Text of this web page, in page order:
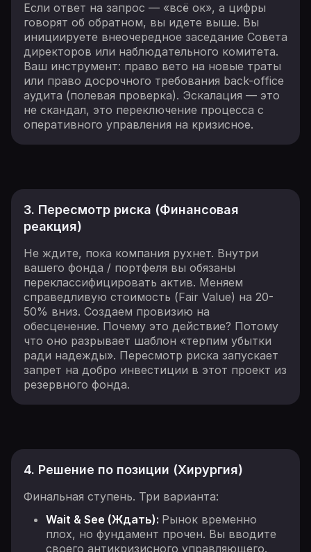
Если ответ на запрос — «всё ок», а цифры
говорят об обратном, вы идете выше. Вы
инициируете внеочередное заседание Совета
директоров или наблюдательного комитета.
Ваш инструмент: право вето на новые траты
или право досрочного требования back-office
аудита (полевая проверка). Эскалация — это
не скандал, это переключение процесса с
оперативного управления на кризисное.
3. Пересмотр риска (Финансовая
реакция)
Не ждите, пока компания рухнет. Внутри
вашего фонда / портфеля вы обязаны
переклассифицировать актив. Меняем
справедливую стоимость (Fair Value) на 20-
50% вниз. Создаем провизию на
обесценение. Почему это действие? Потому
что оно разрывает шаблон «терпим убытки
ради надежды». Пересмотр риска запускает
запрет на добро инвестиции в этот проект из
резервного фонда.
4. Решение по позиции (Хирургия)
Финальная ступень. Три варианта:
Wait & See (Ждать): Рынок временно
плох, но фундамент прочен. Вы вводите
своего антикризисного управляющего.